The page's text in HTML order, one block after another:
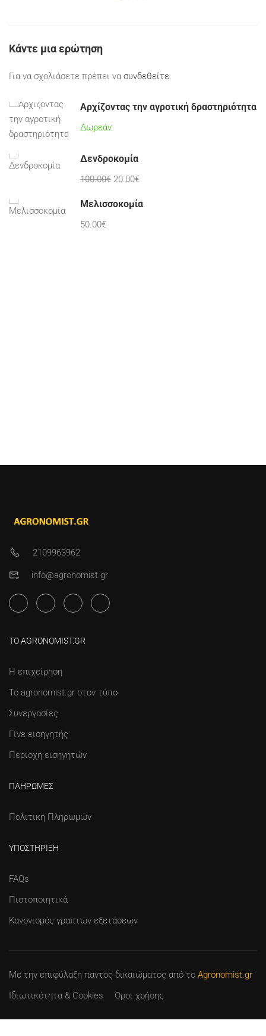
Κάντε μια ερώτηση
Για να σχολιάσετε πρέπει νασυνδεθείτε.
Αρχίζοντας την αγροτική δραστηριότητα
Δωρεάν
Δενδροκομία
100.00€ 20.00€
Μελισσοκομία
50.00€
2109963962
info@agronomist.gr
ΤΟ AGRONOMIST.GR
Η επιχείρηση
Το agronomist.gr στον τύπο
Συνεργασίες
Γίνε εισηγητής
Περιοχή εισηγητών
ΠΛΗΡΩΜΈΣ
Πολιτική Πληρωμών
ΥΠΟΣΤΉΡΙΞΗ
FAQs
Πιστοποιητικά
Κανονισμός γραπτών εξετάσεων
Με την επιφύλαξη παντός δικαιώματος από το Agronomist.gr
Ιδιωτικότητα & Cookies
Όροι χρήσης